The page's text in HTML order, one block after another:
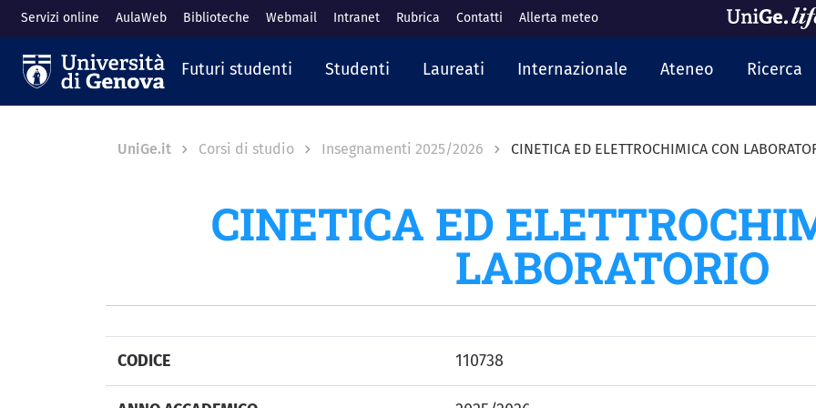
al contenuto principale
Servizi online AulaWeb Biblioteche Webmail Intranet Rubrica Contatti Allerta meteo
Navigazione principale
Futuri studenti Studenti Laureati Internazionale Ateneo Ricerca
Breadcrumb
UniGe.it Corsi di studio Insegnamenti 2025/2026 CINETICA ED ELETTROCHIMICA CON
CINETICA ED
LABORATORIO
CODICE 110738